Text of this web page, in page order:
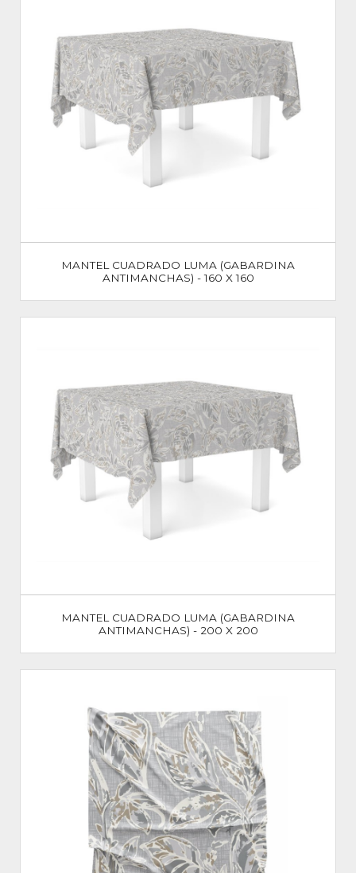
MANTEL CUADRADO LUMA (GABARDINA
ANTIMANCHAS) - 160 X 160
MANTEL CUADRADO LUMA (GABARDINA
ANTIMANCHAS) - 200 X 200